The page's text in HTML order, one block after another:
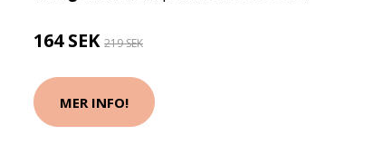
164 SEK 219 SEK
MER INFO!